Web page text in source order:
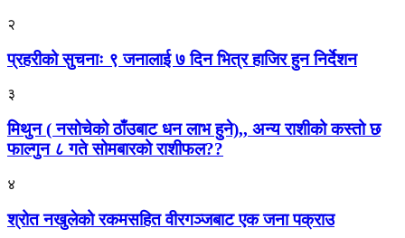
२
प्रहरीको सुचनाः ९ जनालाई ७ दिन भित्र हाजिर हुन निर्देशन
३
मिथुन ( नसोचेको ठाँउबाट धन लाभ हुने),, अन्य राशीको कस्तो छ
फाल्गुन ८ गते सोमबारको राशीफल??
४
श्रोत नखुलेको रकमसहित वीरगञ्जबाट एक जना पक्राउ